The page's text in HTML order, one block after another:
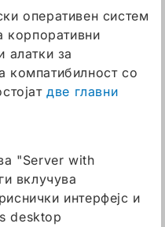
оперативен систем
корпоративни
алатки за
компатибилност со
две главни
"Server with
вклучува
интерфејс и
desktop